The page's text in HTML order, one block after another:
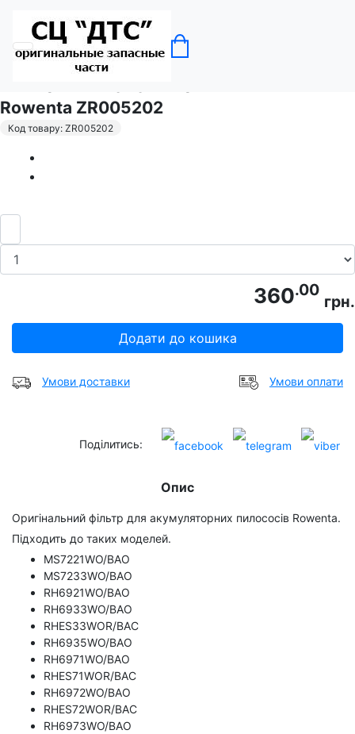
ГоловнаПилососи
Rowenta ZR005202
Код товару: ZR005202
360.00
грн.
Додати до кошика
Умови доставки Умови оплати
Поділитись:
Опис
Оригінальний фільтр для акумуляторних пилососів Rowenta.
Підходить до таких моделей.
MS7221WO/BAO
MS7233WO/BAO
RH6921WO/BAO
RH6933WO/BAO
RHES33WOR/BAC
RH6935WO/BAO
RH6971WO/BAO
RHES71WOR/BAC
RH6972WO/BAO
RHES72WOR/BAC
RH6973WO/BAO